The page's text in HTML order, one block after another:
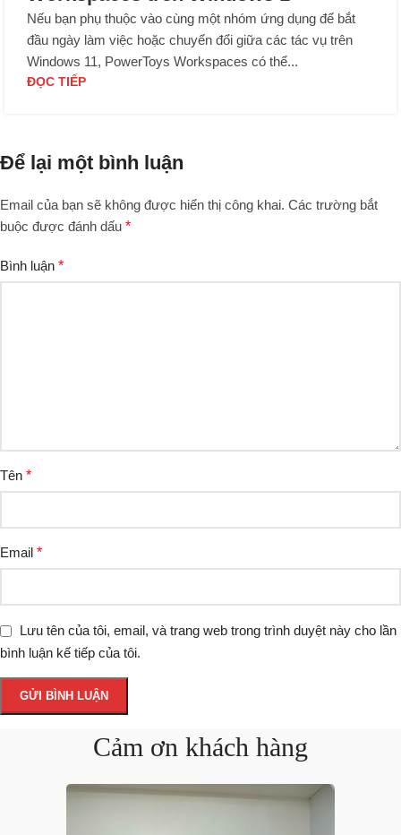
Nếu bạn phụ thuộc vào cùng một nhóm ứng dụng để bắt
đầu ngày làm việc hoặc chuyển đổi giữa các tác vụ trên
Windows 11, PowerToys Workspaces có thể...
ĐỌC TIẾP
Để lại một bình luận
Email của bạn sẽ không được hiển thị công khai. Các trường bắt
buộc được đánh dấu *
Bình luận *
Tên *
Email *
Lưu tên của tôi, email, và trang web trong trình duyệt này cho lần
bình luận kế tiếp của tôi.
Cảm ơn khách hàng